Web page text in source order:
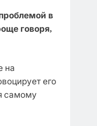
в
говоря,
на
его
самому